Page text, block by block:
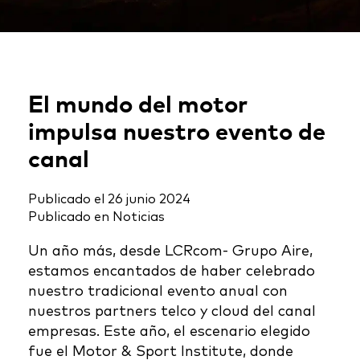
El mundo del motor
impulsa nuestro evento de
canal
Publicado el 26 junio 2024
Publicado en Noticias
Un año más, desde LCRcom- Grupo Aire,
estamos encantados de haber celebrado
nuestro tradicional evento anual con
nuestros partners telco y cloud del canal
empresas. Este año, el escenario elegido
fue el Motor & Sport Institute, donde